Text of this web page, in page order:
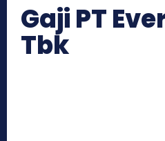
Gaji PT
Tbk